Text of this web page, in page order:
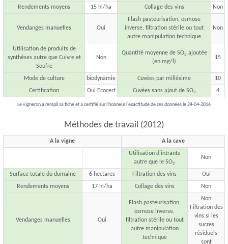
Rendements moyens
15 hl/ha Collage des vins Non
Vendanges manuelles Oui
Flash pasteurisation, osmose
inverse, filtration stérile ou tout
autre manipulation technique
Non
Utilisation de produits de
synthèses autre que Cuivre et
Soufre
Non
Quantité moyenne de SO2 ajoutée
(en mg/l)
15
Mode de culture biodynamie Cuvées par millésime
10
Certification
Oui Ecocert Cuvées sans ajout de SO2 4
Le vigneron a rempli sa fiche et a certifié sur l'honneur l'exactitude de ces données le 24-04-2016
Méthodes de travail (2012)
A la vigne
A la cave
Utilisation d'intrants
autre que le SO2
Non
Surface totale du domaine 6 hectares Filtration des vins
Oui
Rendements moyens
17 hl/ha Collage des vins Non
Vendanges manuelles Oui
Flash pasteurisation,
osmose inverse,
filtration stérile ou tout
autre manipulation
technique
Non
Filtration des
vins si les
sucres
résiduels
sont